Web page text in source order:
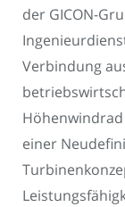
der GICON-
Verbindung
einer